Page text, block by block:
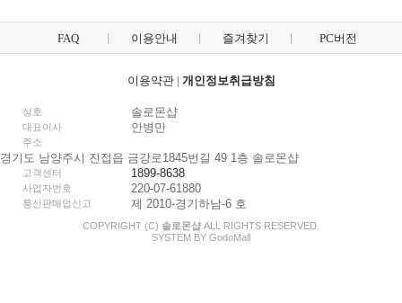
FAQ 이용안내 즐겨찾기 PC버전
이용약관| 개인정보취급방침
상호 솔로몬샵
대표이사 안병만
주소
경기도 남양주시 진접읍 금강로1845번길 49 1층 솔로몬샵
고객센터 1899-8638
사업자번호 220-07-61880
통신판매업신고 제 2010-경기하남-6 호
COPYRIGHT (C) 솔로몬샵 ALL RIGHTS RESERVED.
SYSTEM BY GodoMall